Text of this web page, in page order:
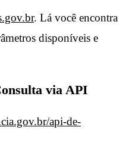
. Lá você encontra
disponíveis e
via API
api-de-